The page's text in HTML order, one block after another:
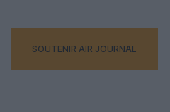
SOUTENIR AIR JOURNAL